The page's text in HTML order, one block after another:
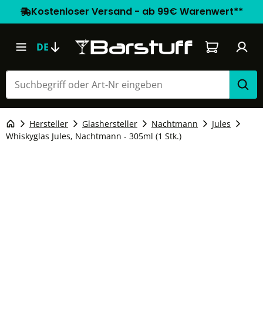
Kostenloser Versand - ab 99€ Warenwert**
DE Warenkorb
Hersteller Glashersteller Nachtmann
Jules
Whiskyglas Jules, Nachtmann - 305ml (1 Stk.)